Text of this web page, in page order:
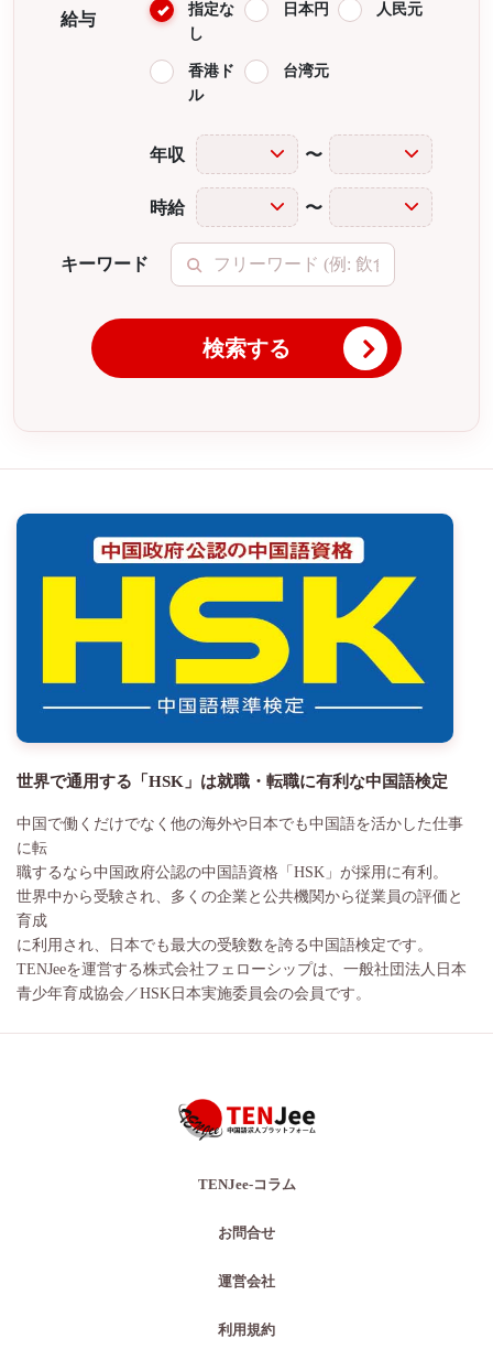
給与
指定な
し
日本円 人民元
香港ド
ル
台湾元
年収 〜
時給 〜
キーワード
検索する
世界で通用する「HSK」は就職・転職に有利な中国語検定
中国で働くだけでなく他の海外や日本でも中国語を活かした仕事
に転
職するなら中国政府公認の中国語資格「HSK」が採用に有利。
世界中から受験され、多くの企業と公共機関から従業員の評価と
育成
に利用され、日本でも最大の受験数を誇る中国語検定です。
TENJeeを運営する株式会社フェローシップは、一般社団法人日本
青少年育成協会／HSK日本実施委員会の会員です。
TENJee-コラム
お問合せ
運営会社
利用規約